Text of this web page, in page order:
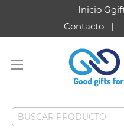
Inicio
Contacto